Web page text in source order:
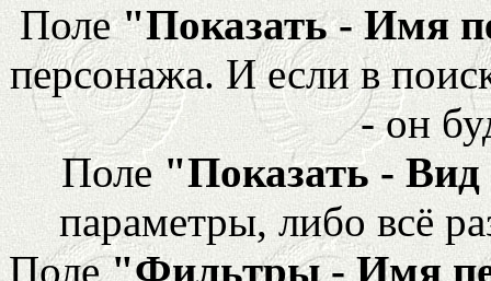
Поле"Показать - Имя
персонажа. И если в
- он
Поле "Показать -
параметры, либо всё
Поле"Фильтры - Имя